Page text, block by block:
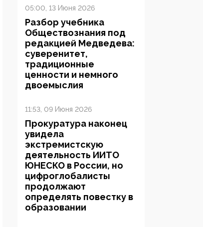
05:00, 13 Июня 2026
Разбор учебника
Обществознания под
редакцией Медведева:
суверенитет,
традиционные
ценности и немного
двоемыслия
11:53, 09 Июня 2026
Прокуратура наконец
увидела
экстремистскую
деятельность ИИТО
ЮНЕСКО в России, но
цифроглобалисты
продолжают
определять повестку в
образовании